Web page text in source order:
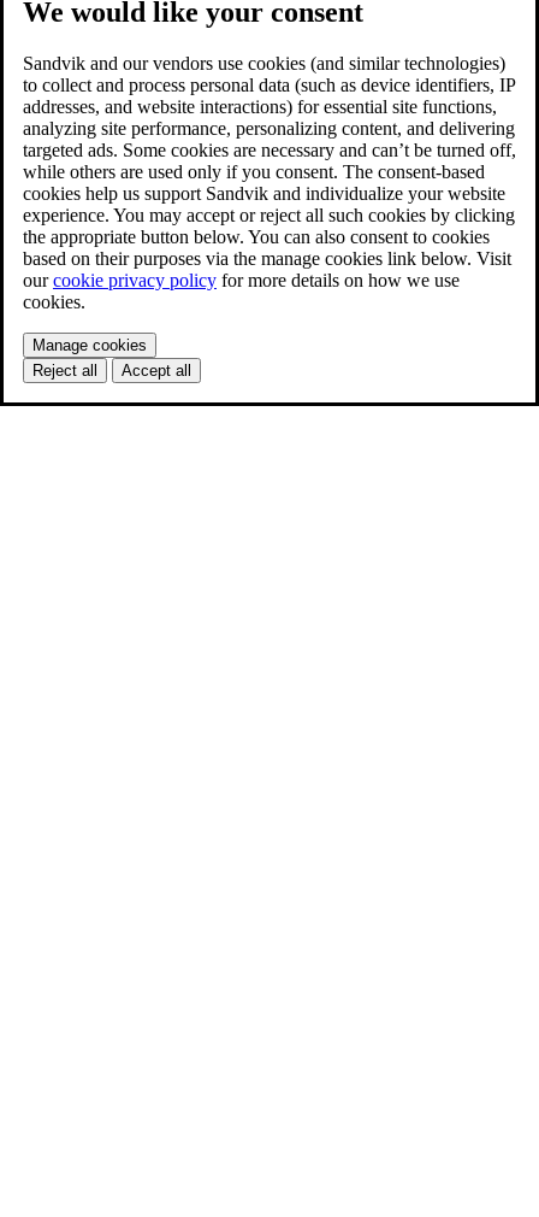
We would like your consent
Sandvik and our vendors use cookies (and similar technologies)
to collect and process personal data (such as device identifiers, IP
addresses, and website interactions) for essential site functions,
analyzing site performance, personalizing content, and delivering
targeted ads. Some cookies are necessary and can’t be turned off,
while others are used only if you consent. The consent-based
cookies help us support Sandvik and individualize your website
experience. You may accept or reject all such cookies by clicking
the appropriate button below. You can also consent to cookies
based on their purposes via the manage cookies link below. Visit
ourcookie privacy policy for more details on how we use
cookies.
Manage cookies
Reject all
Accept all